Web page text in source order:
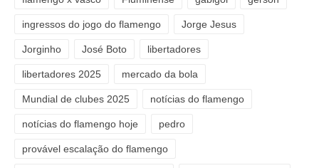
ingressos do jogo do flamengo Jorge Jesus
Jorginho José Boto libertadores
libertadores 2025 mercado da bola
Mundial de clubes 2025 notícias do flamengo
notícias do flamengo hoje pedro
provável escalação do flamengo